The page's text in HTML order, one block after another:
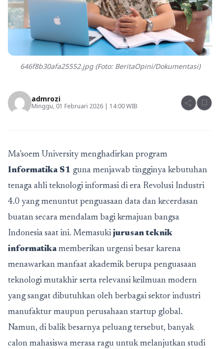
646f8b30afa25552.jpg (Foto: BeritaOpini/Dokumentasi)
admrozi
Minggu, 01 Februari 2026 | 14:00 WIB share bookmark
Ma’soem University menghadirkan program
Informatika S1 guna menjawab tingginya kebutuhan
tenaga ahli teknologi informasi di era Revolusi Industri
4.0 yang menuntut penguasaan data dan kecerdasan
buatan secara mendalam bagi kemajuan bangsa
Indonesia saat ini. Memasuki jurusan teknik
informatikamemberikan urgensi besar karena
menawarkan manfaat akademik berupa penguasaan
teknologi mutakhir serta relevansi keilmuan modern
yang sangat dibutuhkan oleh berbagai sektor industri
manufaktur maupun perusahaan startup global.
Namun, di balik besarnya peluang tersebut, banyak
calon mahasiswa merasa ragu untuk melanjutkan studi